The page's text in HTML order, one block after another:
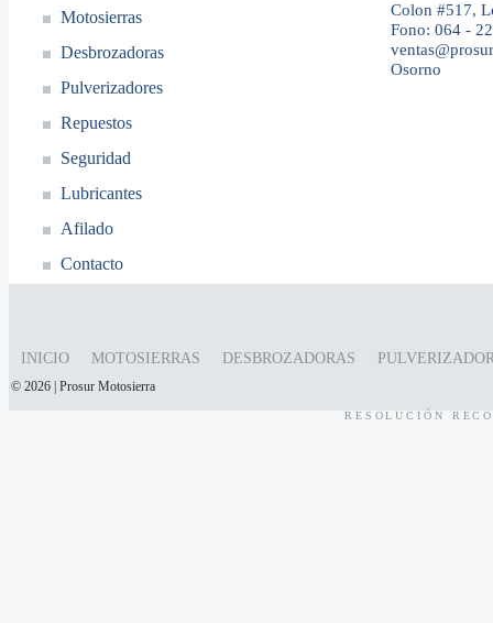
Motosierras
Desbrozadoras
Pulverizadores
Repuestos
Seguridad
Lubricantes
Afilado
Contacto
Colon #517,
Fono: 064 -
Osorno
INICIO MOTOSIERRAS DESBROZADORAS
© 2026 | Prosur Motosierra
RESOLUCIÓN